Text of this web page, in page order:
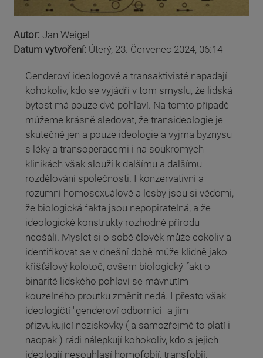
Autor: Jan Weigel
Datum vytvoření: Úterý, 23. Červenec 2024, 06:14
Genderoví ideologové a transaktivisté napadají
kohokoliv, kdo se vyjádří v tom smyslu, že lidská
bytost má pouze dvě pohlaví. Na tomto případě
můžeme krásně sledovat, že transideologie je
skutečně jen a pouze ideologie a vyjma byznysu
s léky a transoperacemi i na soukromých
klinikách však slouží k dalšímu a dalšímu
rozdělování společnosti. I konzervativní a
rozumní homosexuálové a lesby jsou si vědomi,
že biologická fakta jsou nepopiratelná, a že
ideologické konstrukty rozhodně přírodu
neošálí. Myslet si o sobě člověk může cokoliv a
identifikovat se v dnešní době může klidně jako
křišťálový kolotoč, ovšem biologický fakt o
binaritě lidského pohlaví se mávnutím
kouzelného proutku změnit nedá. I přesto však
ideologičtí "genderoví odborníci" a jim
přizvukující neziskovky ( a samozřejmě to platí i
naopak ) rádi nálepkují kohokoliv, kdo s jejich
ideologií nesouhlasí homofobií, transfobií,